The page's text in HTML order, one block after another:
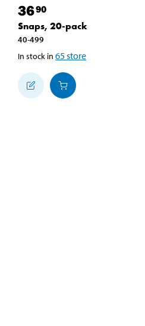
3690
Snaps, 20-pack
40-499
In stock in 65store